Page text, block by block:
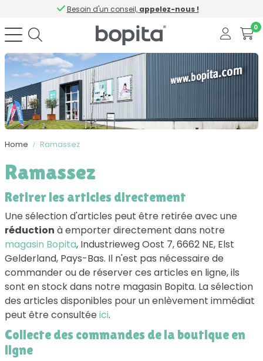
Besoin d'un conseil, appelez-nous !
0
Home Ramassez
Ramassez
Retirer les articles directement
Une sélection d'articles peut être retirée avec une
réduction à emporter directement dans notre
magasin Bopita, Industrieweg Oost 7, 6662 NE, Elst
Gelderland, Pays-Bas. Il n'est pas nécessaire de
commander ou de réserver ces articles en ligne, ils
sont en stock dans notre magasin Bopita. La sélection
des articles disponibles pour un enlèvement immédiat
peut être consultée ici.
Collecte des commandes de la boutique en
ligne